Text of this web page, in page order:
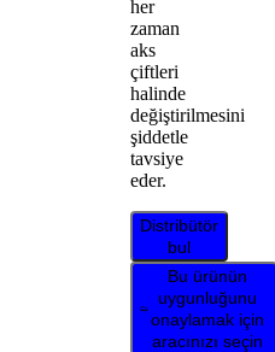
her
zaman
aks
çiftleri
halinde
değiştirilmesini
şiddetle
tavsiye
eder.
Distribütör
bul
Bu ürünün
uygunluğunu
onaylamak için
aracınızı seçin